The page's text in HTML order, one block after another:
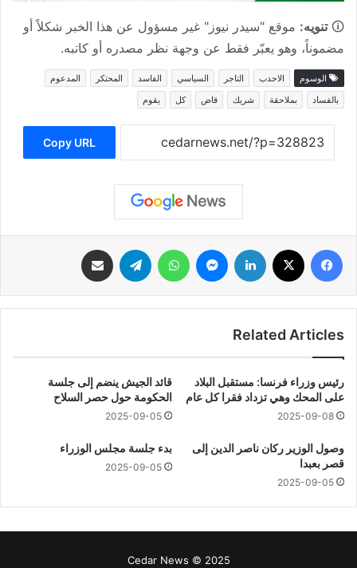
🛈تنويه: موقع "سيدر نيوز" غير مسؤول عن هذا الخبر شكلاً أو
مضموناً، وهو يعبّر فقط عن وجهة نظر مصدره أو كاتبه.
الوسوم الاحدب التاجر السياسي الفاسد المحتكر
المدعوم
بالفساد
بملاحقة شريك قاض كل يقوم
Copy URL
فيسبوك لينكدإن ماسنجر واتساب تيلقرام
Related Articles
رئيس وزراء فرنسا: مستقبل البلاد
على المحك وهي تزداد فقرا كل عام
2025-09-08
قائد الجيش ينضم إلى جلسة
الحكومة حول حصر السلاح
2025-09-05
وصول الوزير ركان ناصر الدين إلى
قصر بعبدا
2025-09-05
بدء جلسة مجلس الوزراء
2025-09-05
Cedar News © 2025